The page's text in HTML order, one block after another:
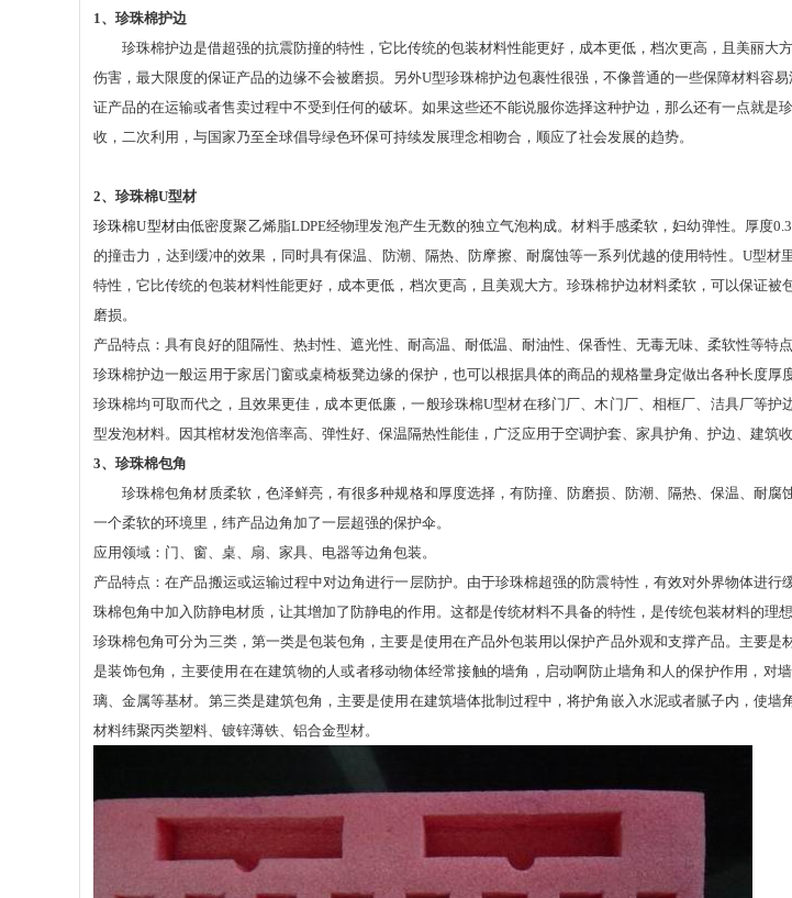
1、 珍珠棉护边
珍珠棉护边是借超强的抗震防撞的特性，它比传统的包装材料性能更好，成本更低，档次更高，且美丽大
伤害，最大限度的保证产品的边缘不会被磨损。另外U型珍珠棉护边包裹性很强，不像普通的一些保障材料容
证产品的在运输或者售卖过程中不受到任何的破坏。如果这些还不能说服你选择这种护边，那么还有一点就是
收，二次利用，与国家乃至全球倡导绿色环保可持续发展理念相吻合，顺应了社会发展的趋势。
2、 珍珠棉U型材
珍珠棉U型材由低密度聚乙烯脂LDPE经物理发泡产生无数的独立气泡构成。材料手感柔软，妇幼弹性。厚度
的撞击力，达到缓冲的效果，同时具有保温、防潮、隔热、防摩擦、耐腐蚀等一系列优越的使用特性。U型材
特性，它比传统的包装材料性能更好，成本更低，档次更高，且美观大方。珍珠棉护边材料柔软，可以保证
磨损。
产品特点：具有良好的阻隔性、热封性、遮光性、耐高温、耐低温、耐油性、保香性、无毒无味、柔软性等特点
珍珠棉护边一般运用于家居门窗或桌椅板凳边缘的保护，也可以根据具体的商品的规格量身定做出各种长度厚
珍珠棉均可取而代之，且效果更佳，成本更低廉，一般珍珠棉U型材在移门厂、木门厂、相框厂、洁具厂等护
型发泡材料。因其棺材发泡倍率高、弹性好、保温隔热性能佳，广泛应用于空调护套、家具护角、护边、建筑
3、 珍珠棉包角
珍珠棉包角材质柔软，色泽鲜亮，有很多种规格和厚度选择，有防撞、防磨损、防潮、隔热、保温、耐腐
一个柔软的环境里，纬产品边角加了一层超强的保护伞。
应用领域：门、窗、桌、扇、家具、电器等边角包装。
产品特点：在产品搬运或运输过程中对边角进行一层防护。由于珍珠棉超强的防震特性，有效对外界物体进
珠棉包角中加入防静电材质，让其增加了防静电的作用。这都是传统材料不具备的特性，是传统包装材料的理想
珍珠棉包角可分为三类，第一类是包装包角，主要是使用在产品外包装用以保护产品外观和支撑产品。主要
是装饰包角，主要使用在在建筑物的人或者移动物体经常接触的墙角，启动啊防止墙角和人的保护作用，对
璃、金属等基材。第三类是建筑包角，主要是使用在建筑墙体批制过程中，将护角嵌入水泥或者腻子内，使
材料纬聚丙类塑料、镀锌薄铁、铝合金型材。